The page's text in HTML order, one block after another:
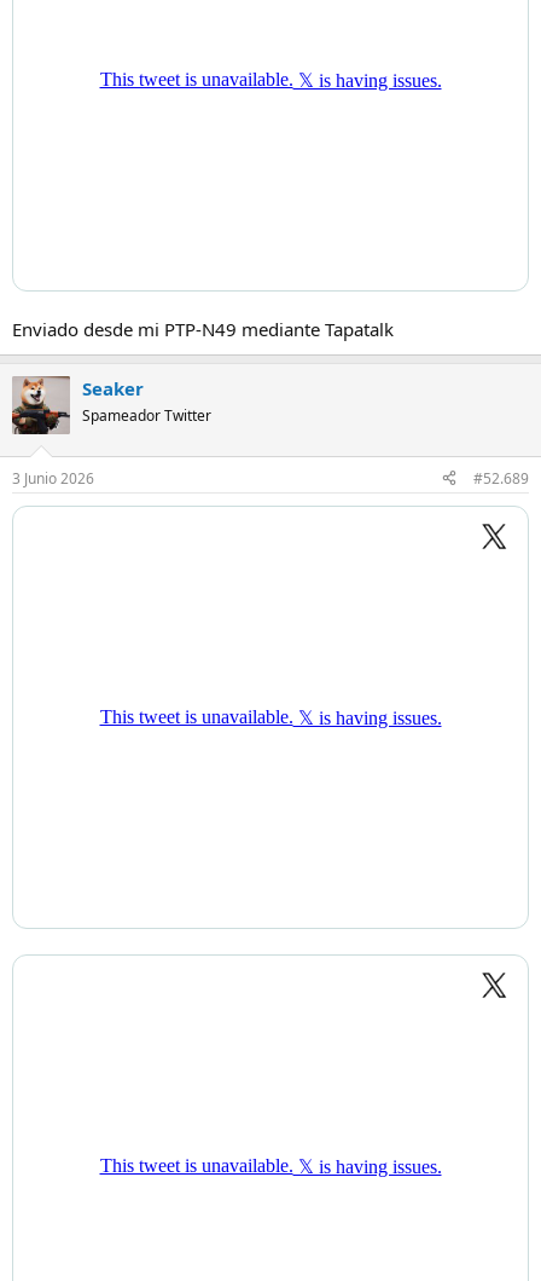
Enviado desde mi PTP-N49 mediante Tapatalk
Seaker
Spameador Twitter
3 Junio 2026 #52.689